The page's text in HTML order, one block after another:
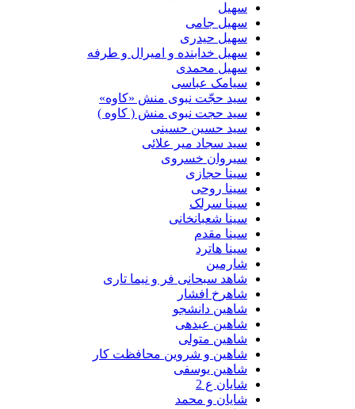
سهیل جامی
سهیل حیدری
سهیل خدابنده و امیرال و طرفه
سهیل محمدی
سیامک عباسی
سید حجّت نبوی منش «کاوه»
سید حجت نبوی منش ( کاوه )
سید حسین حسینى
سید سجاد میر علائی
سیروان خسروی
سینا حجازی
سینا روحی
سینا سرلک
سینا شعبانخانی
سینا مقدم
سینا هاترد
شارمین
شاهد سبحانی فر و نیما تاری
شاهرخ افشار
شاهین دانشجو
شاهین عبدهی
شاهین متولی
شاهین و شروین محافظت کار
شاهین یوسفی
شایان ع 2
شایان و محمد